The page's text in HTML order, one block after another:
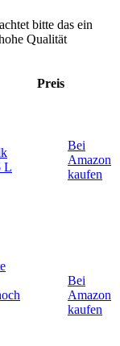
bitte das ein
Qualität
Preis
L
Bei
Amazon
kaufen
Bei
Amazon
kaufen